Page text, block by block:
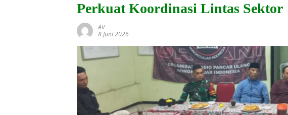
Perkuat Koordinasi Lintas Sektor
Ali
8 Juni 2026